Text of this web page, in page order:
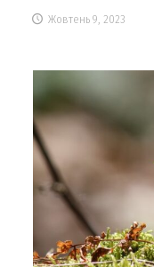
Жовтень 9, 2023